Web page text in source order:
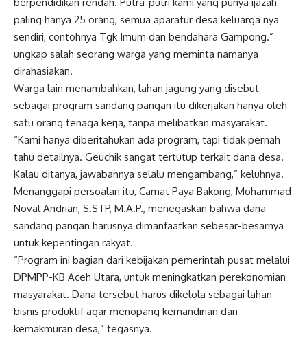
paling hanya 25 orang, semua aparatur desa keluarga nya
sendiri, contohnya Tgk Imum dan bendahara Gampong.”
ungkap salah seorang warga yang meminta namanya
dirahasiakan.
Warga lain menambahkan, lahan jagung yang disebut
sebagai program sandang pangan itu dikerjakan hanya oleh
satu orang tenaga kerja, tanpa melibatkan masyarakat.
“Kami hanya diberitahukan ada program, tapi tidak pernah
tahu detailnya. Geuchik sangat tertutup terkait dana desa.
Kalau ditanya, jawabannya selalu mengambang,” keluhnya.
Menanggapi persoalan itu, Camat Paya Bakong, Mohammad
Noval Andrian, S.STP, M.A.P., menegaskan bahwa dana
sandang pangan harusnya dimanfaatkan sebesar-besarnya
untuk kepentingan rakyat.
“Program ini bagian dari kebijakan pemerintah pusat melalui
DPMPP-KB Aceh Utara, untuk meningkatkan perekonomian
masyarakat. Dana tersebut harus dikelola sebagai lahan
bisnis produktif agar menopang kemandirian dan
kemakmuran desa,” tegasnya.